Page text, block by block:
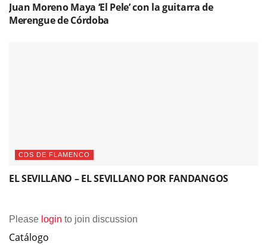
Juan Moreno Maya ‘El Pele’ con la guitarra de
Merengue de Córdoba
CDS DE FLAMENCO
EL SEVILLANO – EL SEVILLANO POR FANDANGOS
Please login to join discussion
Catálogo